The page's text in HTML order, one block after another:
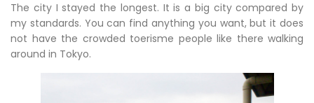
The city I stayed the longest. It is a big city compared by
my standards. You can find anything you want, but it does
not have the crowded toerisme people like there walking
around in Tokyo.